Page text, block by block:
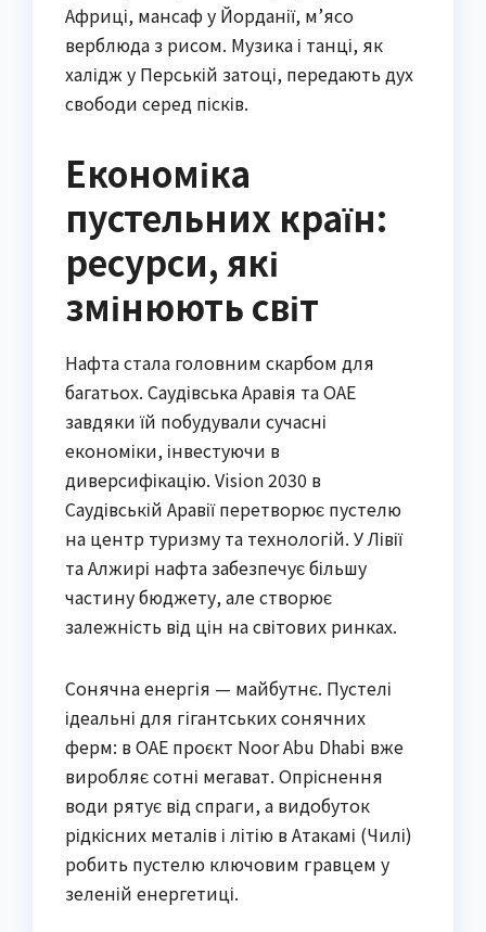
Африці, мансаф у Йорданії, м’ясо
верблюда з рисом. Музика і танці, як
халідж у Перській затоці, передають дух
свободи серед пісків.
Економіка
пустельних країн:
ресурси, які
змінюють світ
Нафта стала головним скарбом для
багатьох. Саудівська Аравія та ОАЕ
завдяки їй побудували сучасні
економіки, інвестуючи в
диверсифікацію. Vision 2030 в
Саудівській Аравії перетворює пустелю
на центр туризму та технологій. У Лівії
та Алжирі нафта забезпечує більшу
частину бюджету, але створює
залежність від цін на світових ринках.
Сонячна енергія — майбутнє. Пустелі
ідеальні для гігантських сонячних
ферм: в ОАЕ проєкт Noor Abu Dhabi вже
виробляє сотні мегават. Опріснення
води рятує від спраги, а видобуток
рідкісних металів і літію в Атакамі (Чилі)
робить пустелю ключовим гравцем у
зеленій енергетиці.